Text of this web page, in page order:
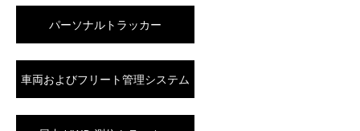
パーソナルトラッカー
車両およびフリート管理システム